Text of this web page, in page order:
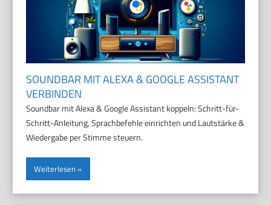
SOUNDBAR MIT ALEXA & GOOGLE ASSISTANT
VERBINDEN
Soundbar mit Alexa & Google Assistant koppeln: Schritt-für-
Schritt-Anleitung, Sprachbefehle einrichten und Lautstärke &
Wiedergabe per Stimme steuern.
Weiterlesen